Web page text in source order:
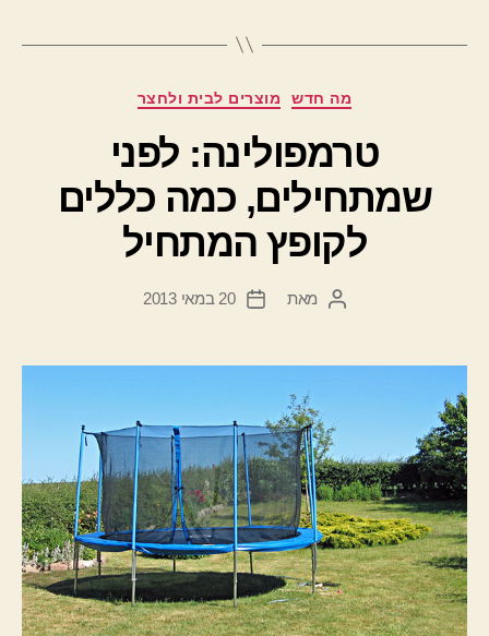
קטגוריות מה חדש מוצרים לבית ולחצר
טרמפולינה: לפני
שמתחילים, כמה כללים
לקופץ המתחיל
המחבר
מאת
תאריך
20 במאי 2013